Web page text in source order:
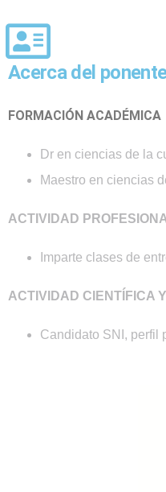
Acerca del
FORMACIÓN ACADÉMICA
Dr en ciencias de la
Maestro en ciencias
ACTIVIDAD
Imparte clases de
ACTIVIDAD CIENTÍFICA
Candidato SNI, perfil